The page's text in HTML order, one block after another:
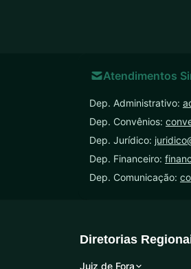
Atendimentos
Dep. Administrativo:
Dep. Convênios:
Dep. Jurídico:
Dep. Financeiro:
Dep. Comunicação:
Diretorias
Juiz de Fora